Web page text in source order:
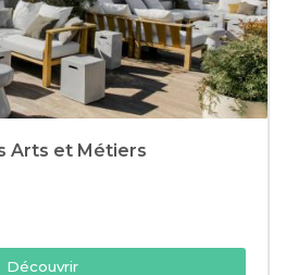
Arts et Métiers
Découvrir